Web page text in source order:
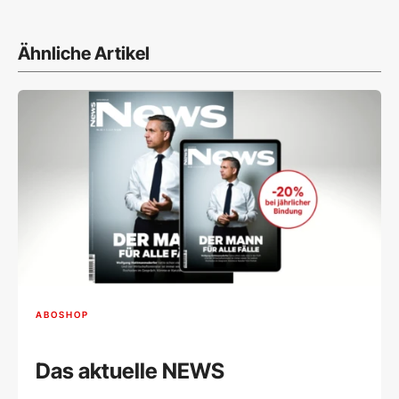
Ähnliche Artikel
ABOSHOP
Das aktuelle NEWS